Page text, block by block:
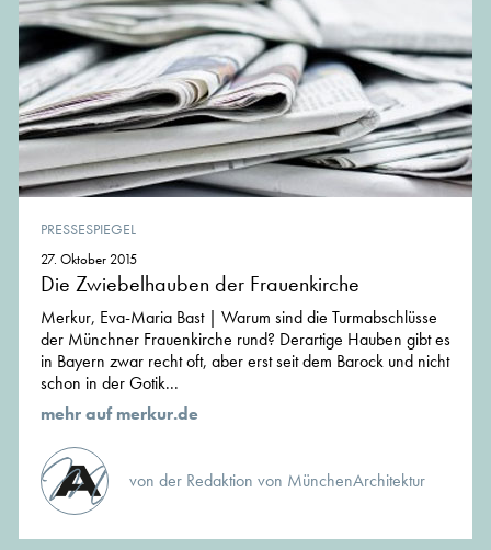
PRESSESPIEGEL
27. Oktober 2015
Die Zwiebelhauben der Frauenkirche
Merkur, Eva-Maria Bast | Warum sind die Turmabschlüsse
der Münchner Frauenkirche rund? Derartige Hauben gibt es
in Bayern zwar recht oft, aber erst seit dem Barock und nicht
schon in der Gotik...
mehr auf merkur.de
von der Redaktion von MünchenArchitektur